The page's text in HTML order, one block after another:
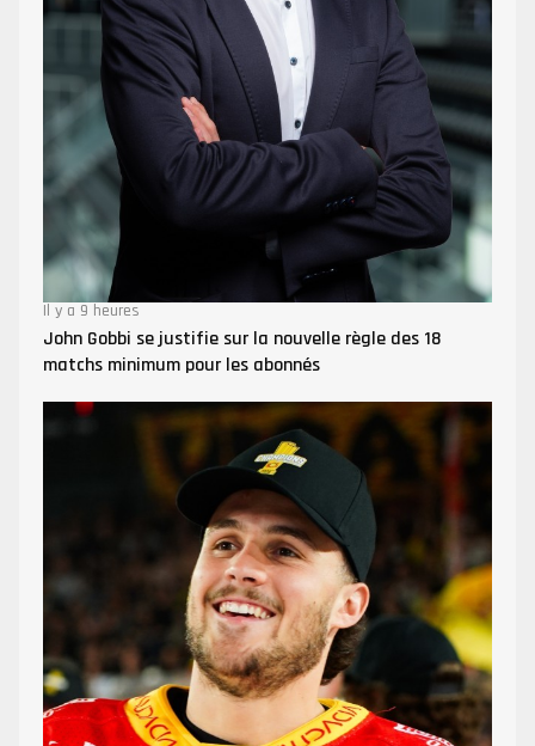
Il y a 9 heures
John Gobbi se justifie sur la nouvelle règle des 18
matchs minimum pour les abonnés